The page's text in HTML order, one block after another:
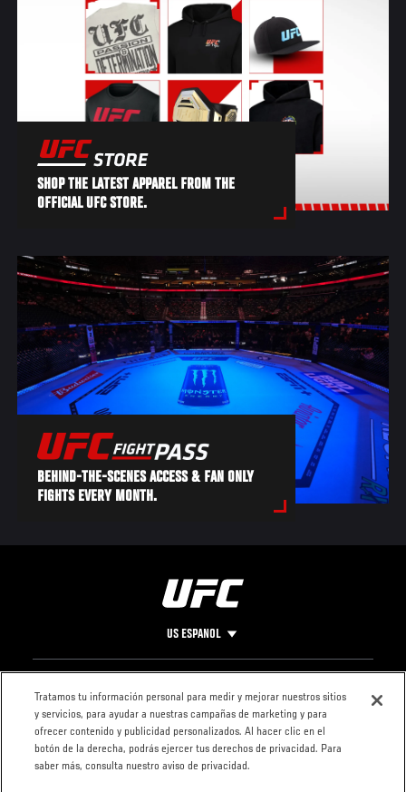
SHOP THE LATEST APPAREL FROM THE
OFFICIAL UFC STORE.
BEHIND-THE-SCENES ACCESS & FAN ONLY
FIGHTS EVERY MONTH.
US ESPANOL
Pie
de
Página
CONTACTO
LEGAL
Condiciones
Política de
privacidad
Tratamos tu información personal para medir y mejorar nuestros sitios
y servicios, para ayudar a nuestras campañas de marketing y para
ofrecer contenido y publicidad personalizados. Al hacer clic en el
botón de la derecha, podrás ejercer tus derechos de privacidad. Para
saber más, consulta nuestro aviso de privacidad.